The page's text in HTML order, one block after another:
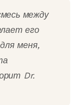
между
его
меня,
Dr.